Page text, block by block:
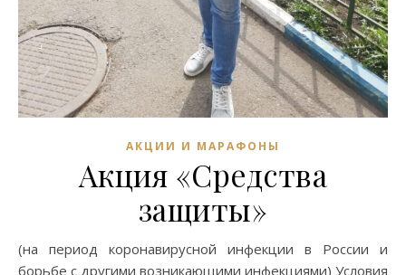
АКЦИИ И МАРАФОНЫ
Акция «Средства
защиты»
(на период коронавирусной инфекции в России и
борьбе с другими возникающими инфекциями) Условия